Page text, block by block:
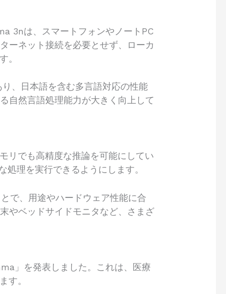
3nは、スマートフォンやノートPC
ーネット接続を必要とせず、ローカ
。
、日本語を含む多言語対応の性能
自然言語処理能力が大きく向上して
リでも高精度な推論を可能にしてい
理を実行できるようにします。
で、用途やハードウェア性能に合
やベッドサイドモニタなど、さまざ
」を発表しました。これは、医療
す。